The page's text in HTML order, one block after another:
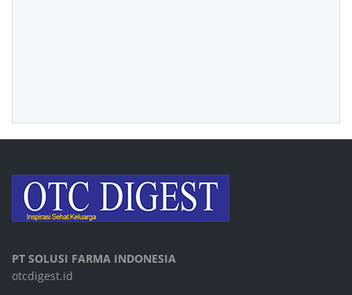
PT SOLUSI FARMA INDONESIA
otcdigest.id